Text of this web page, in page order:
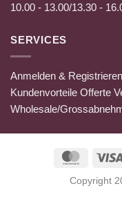
10.00 - 13.00/13.30 -
SERVICES
Anmelden & Registrieren
Kundenvorteile Offerte
Wholesale/
Copyright